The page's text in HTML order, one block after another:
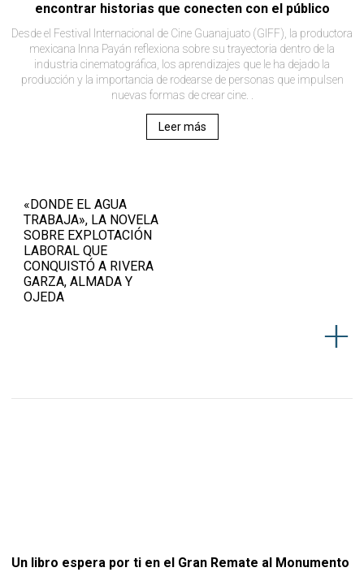
encontrar historias que conecten con el público
Desde el Festival Internacional de Cine Guanajuato (GIFF), la productora
mexicana Inna Payán reflexiona sobre su trayectoria dentro de la
industria cinematográfica, los aprendizajes que le ha dejado la
producción y la importancia de rodearse de personas que impulsen
nuevas formas de crear cine. .
Leer más
«DONDE EL AGUA
TRABAJA», LA NOVELA
SOBRE EXPLOTACIÓN
LABORAL QUE
CONQUISTÓ A RIVERA
GARZA, ALMADA Y
OJEDA
Un libro espera por ti en el Gran Remate al Monumento